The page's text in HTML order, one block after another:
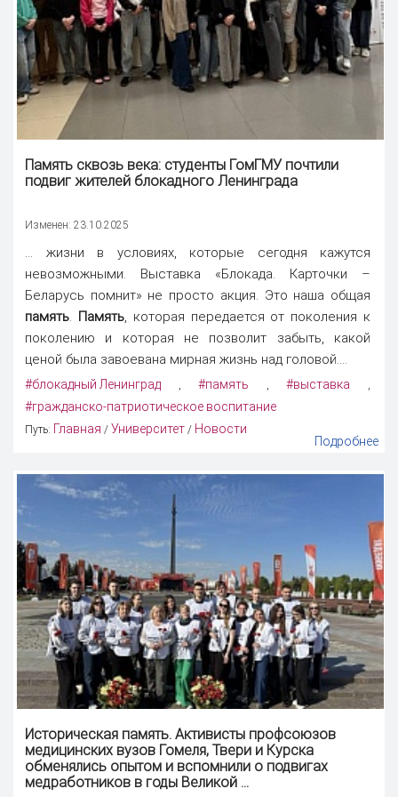
Память сквозь века: студенты ГомГМУ почтили
подвиг жителей блокадного Ленинграда
Изменен: 23.10.2025
... жизни в условиях, которые сегодня кажутся
невозможными. Выставка «Блокада. Карточки –
Беларусь помнит» не просто акция. Это наша общая
память. Память, которая передается от поколения к
поколению и которая не позволит забыть, какой
ценой была завоевана мирная жизнь над головой....
#блокадный Ленинград ,#память ,#выставка ,
#гражданско-патриотическое воспитание
Путь: Главная / Университет / Новости
Подробнее
Историческая память. Активисты профсоюзов
медицинских вузов Гомеля, Твери и Курска
обменялись опытом и вспомнили о подвигах
медработников в годы Великой ...